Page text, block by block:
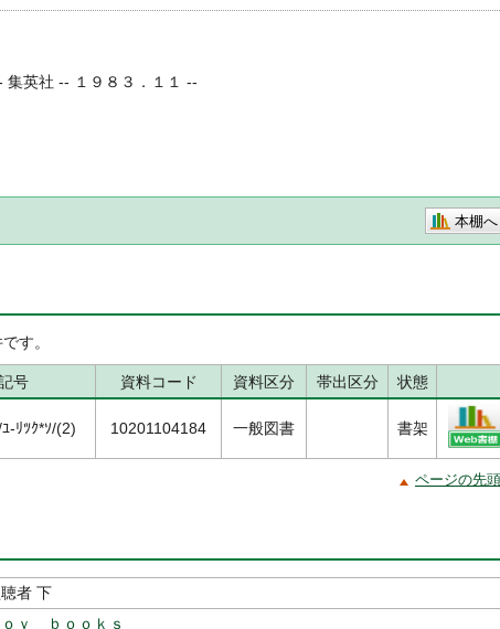
英社 -- １９８３．１１ --
本棚へ
す。
号 資料コード 資料区分 帯出区分 状態
-ﾘﾂｸ*ｿ/(2) 10201104184 一般図書 書架
ページの先
者 下
ｏｙ ｂｏｏｋｓ